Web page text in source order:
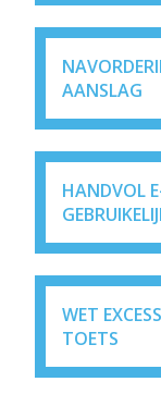
AANSLAG
HANDVOL
WET
TOETS